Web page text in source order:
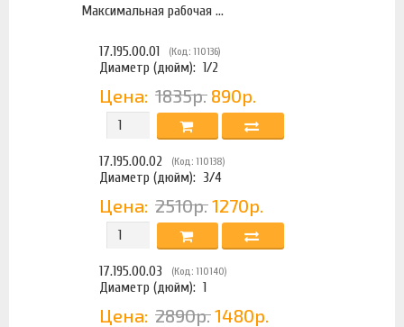
Максимальная рабочая ...
17.195.00.01 (Код: 110136)
Диаметр (дюйм): 1/2
Цена: 1835р. 890р.
17.195.00.02 (Код: 110138)
Диаметр (дюйм): 3/4
Цена: 2510р. 1270р.
17.195.00.03 (Код: 110140)
Диаметр (дюйм): 1
Цена: 2890р. 1480р.